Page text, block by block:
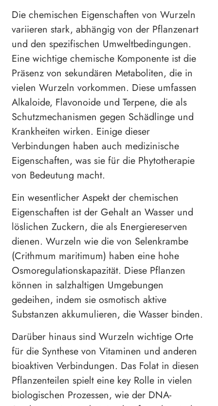
Die chemischen Eigenschaften von Wurzeln
variieren stark, abhängig von der Pflanzenart
und den spezifischen Umweltbedingungen.
Eine wichtige chemische Komponente ist die
Präsenz von sekundären Metaboliten, die in
vielen Wurzeln vorkommen. Diese umfassen
Alkaloide, Flavonoide und Terpene, die als
Schutzmechanismen gegen Schädlinge und
Krankheiten wirken. Einige dieser
Verbindungen haben auch medizinische
Eigenschaften, was sie für die Phytotherapie
von Bedeutung macht.
Ein wesentlicher Aspekt der chemischen
Eigenschaften ist der Gehalt an Wasser und
löslichen Zuckern, die als Energiereserven
dienen. Wurzeln wie die von Selenkrambe
(Crithmum maritimum) haben eine hohe
Osmoregulationskapazität. Diese Pflanzen
können in salzhaltigen Umgebungen
gedeihen, indem sie osmotisch aktive
Substanzen akkumulieren, die Wasser binden.
Darüber hinaus sind Wurzeln wichtige Orte
für die Synthese von Vitaminen und anderen
bioaktiven Verbindungen. Das Folat in diesen
Pflanzenteilen spielt eine key Rolle in vielen
biologischen Prozessen, wie der DNA-